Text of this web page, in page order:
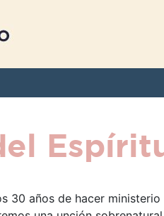
años de hacer ministerio